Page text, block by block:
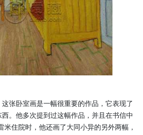
张卧室画是一幅很重要的作品，它表现了
。他多次提到过这幅作品，并且在书信中
米住院时，他还画了大同小异的另外两幅，